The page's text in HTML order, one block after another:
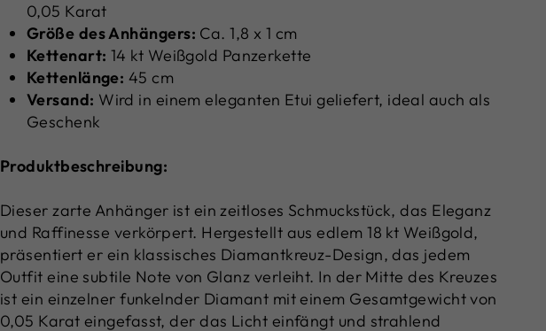
0,05 Karat
Größe des Anhängers: Ca. 1,8 x 1 cm
Kettenart: 14 kt Weißgold Panzerkette
Kettenlänge: 45 cm
Versand: Wird in einem eleganten Etui geliefert, ideal auch als
Geschenk
Produktbeschreibung:
Dieser zarte Anhänger ist ein zeitloses Schmuckstück, das Eleganz
und Raffinesse verkörpert. Hergestellt aus edlem 18 kt Weißgold,
präsentiert er ein klassisches Diamantkreuz-Design, das jedem
Outfit eine subtile Note von Glanz verleiht. In der Mitte des Kreuzes
ist ein einzelner funkelnder Diamant mit einem Gesamtgewicht von
0,05 Karat eingefasst, der das Licht einfängt und strahlend